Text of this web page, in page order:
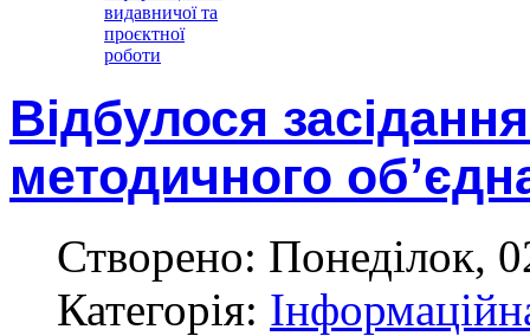
видавничої та
проєктної
роботи
Відбулося
методичного
Створено: Понеділок,
Категорія: